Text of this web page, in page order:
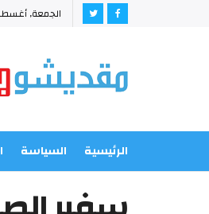
الجمعة, أغسطس 7,
الرئيسية السياسة